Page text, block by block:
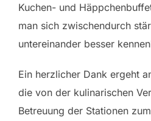
Kuchen- und
man sich zwischendurch
untereinander besser
Ein herzlicher Dank ergeht
die von der kulinarischen
Betreuung der Stationen